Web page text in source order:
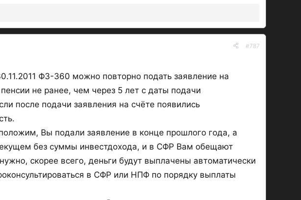
#787
ФЗ-360 можно повторно подать заявление на
не ранее, чем через 5 лет с даты подачи
после подачи заявления на счёте появились
Вы подали заявление в конце прошлого года, а
без суммы инвестдохода, и в СФР Вам обещают
скорее всего, деньги будут выплачены автоматически
в СФР или НПФ по порядку выплаты